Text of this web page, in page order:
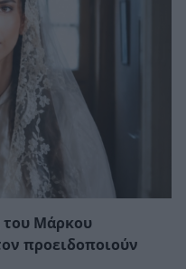
του Μάρκου
προειδοποιούν